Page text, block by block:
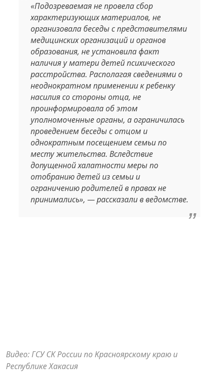
«Подозреваемая не провела сбор
характеризующих материалов, не
организовала беседы с представителями
медицинских организаций и органов
образования, не установила факт
наличия у матери детей психического
расстройства. Располагая сведениями о
неоднократном применении к ребенку
насилия со стороны отца, не
проинформировала об этом
уполномоченные органы, а ограничилась
проведением беседы с отцом и
однократным посещением семьи по
месту жительства. Вследствие
допущенной халатности меры по
отобранию детей из семьи и
ограничению родителей в правах не
принимались», — рассказали в ведомстве.
Видео: ГСУ СК России по Красноярскому краю и
Республике Хакасия